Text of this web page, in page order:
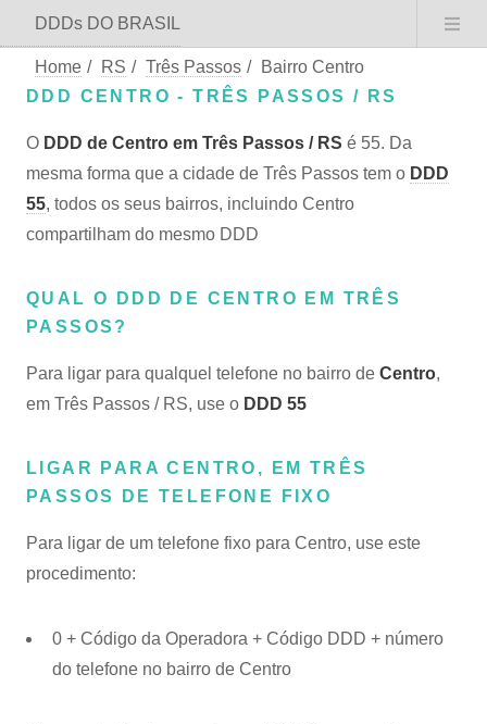
DDDs DO BRASIL
Home / RS / Três Passos /
Bairro Centro
DDD CENTRO - TRÊS PASSOS / RS
O DDD de Centro em Três Passos / RS é 55. Da
mesma forma que a cidade de Três Passos tem o DDD
55, todos os seus bairros, incluindo Centro
compartilham do mesmo DDD
QUAL O DDD DE CENTRO EM TRÊS
PASSOS?
Para ligar para qualquel telefone no bairro de Centro,
em Três Passos / RS, use o DDD 55
LIGAR PARA CENTRO, EM TRÊS
PASSOS DE TELEFONE FIXO
Para ligar de um telefone fixo para Centro, use este
procedimento:
0 + Código da Operadora + Código DDD + número
do telefone no bairro de Centro